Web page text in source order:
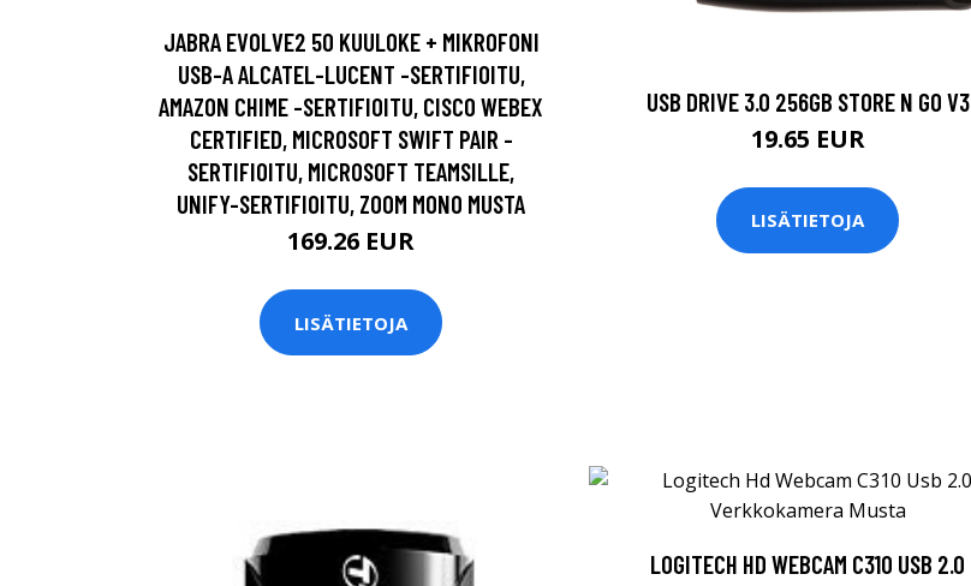
JABRA EVOLVE2 50 KUULOKE + MIKROFONI
USB-A ALCATEL-LUCENT -SERTIFIOITU,
AMAZON CHIME -SERTIFIOITU, CISCO WEBEX
CERTIFIED, MICROSOFT SWIFT PAIR -
SERTIFIOITU, MICROSOFT TEAMSILLE,
UNIFY-SERTIFIOITU, ZOOM MONO MUSTA
169.26 EUR
LISÄTIETOJA
USB DRIVE 3.0 256GB STORE N GO V3
19.65 EUR
LISÄTIETOJA
LOGITECH HD WEBCAM C310 USB 2.0